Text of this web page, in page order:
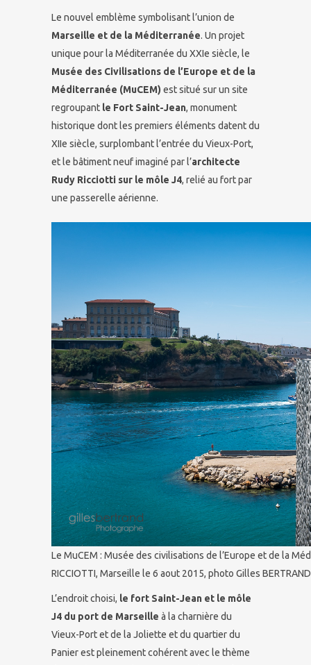
Le nouvel emblème symbolisant l’union de
Marseille et de la Méditerranée. Un projet
unique pour la Méditerranée du XXIe siècle, le
Musée des Civilisations de l’Europe et de la
Méditerranée (MuCEM) est situé sur un site
regroupant le Fort Saint-Jean, monument
historique dont les premiers éléments datent du
XIIe siècle, surplombant l’entrée du Vieux-Port,
et le bâtiment neuf imaginé par l’architecte
Rudy Ricciotti sur le môle J4, relié au fort par
une passerelle aérienne.
Le MuCEM : Musée des civilisations de l’Europe et de la
RICCIOTTI, Marseille le 6 aout 2015, photo Gilles BERTRAND
L’endroit choisi, le fort Saint-Jean et le môle
J4 du port de Marseille à la charnière du
Vieux-Port et de la Joliette et du quartier du
Panier est pleinement cohérent avec le thème